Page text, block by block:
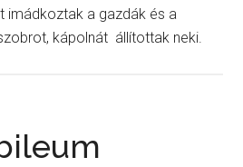
imádkoztak a gazdák és a
kápolnát állítottak neki.